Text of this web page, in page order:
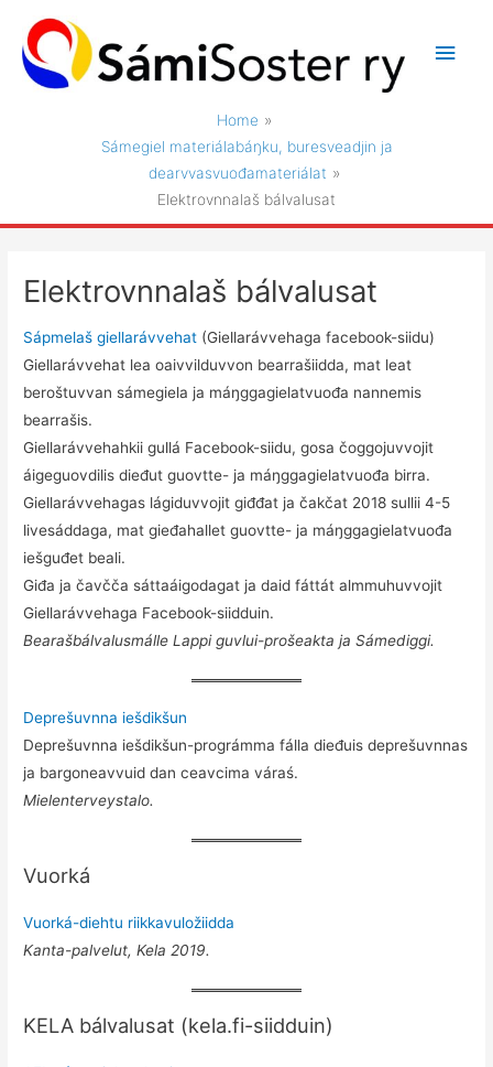
content
Main
Home
Sámegiel materiálabáŋku, buresveadjin ja
dearvvasvuođamateriálat
Elektrovnnalaš bálvalusat
Elektrovnnalaš bálvalusat
Sápmelaš giellarávvehat (Giellarávvehaga facebook-siidu)
Giellarávvehat lea oaivvilduvvon bearrašiidda, mat leat
beroštuvvan sámegiela ja máŋggagielatvuođa nannemis
bearrašis.
Giellarávvehahkii gullá Facebook-siidu, gosa čoggojuvvojit
áigeguovdilis dieđut guovtte- ja máŋggagielatvuođa birra.
Giellarávvehagas lágiduvvojit giđđat ja čakčat 2018 sullii 4-5
livesáddaga, mat gieđahallet guovtte- ja máŋggagielatvuođa
iešguđet beali.
Giđa ja čavčča sáttaáigodagat ja daid fáttát almmuhuvvojit
Giellarávvehaga Facebook-siidduin.
Bearašbálvalusmálle Lappi guvlui-prošeakta ja Sámediggi.
Deprešuvnna iešdikšun
Deprešuvnna iešdikšun-prográmma fálla dieđuis deprešuvnnas
ja bargoneavvuid dan ceavcima váraś.
Mielenterveystalo.
Vuorká
Vuorká-diehtu riikkavuložiidda
Kanta-palvelut, Kela 2019.
KELA bálvalusat (kela.fi-siidduin)